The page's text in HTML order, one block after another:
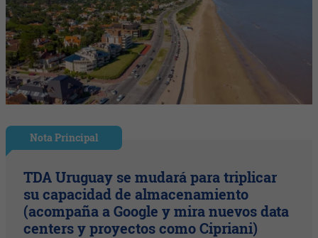
Nota Principal
TDA Uruguay se mudará para triplicar
su capacidad de almacenamiento
(acompaña a Google y mira nuevos data
centers y proyectos como Cipriani)